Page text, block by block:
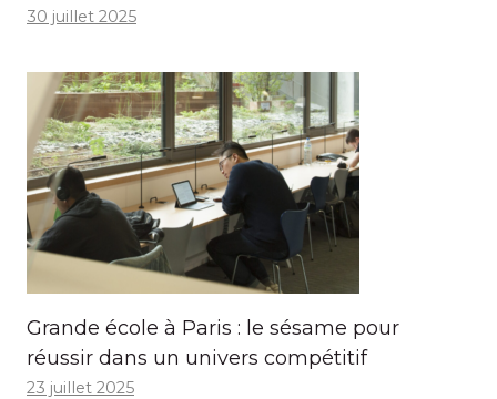
30 juillet 2025
Grande école à Paris : le sésame pour
réussir dans un univers compétitif
23 juillet 2025